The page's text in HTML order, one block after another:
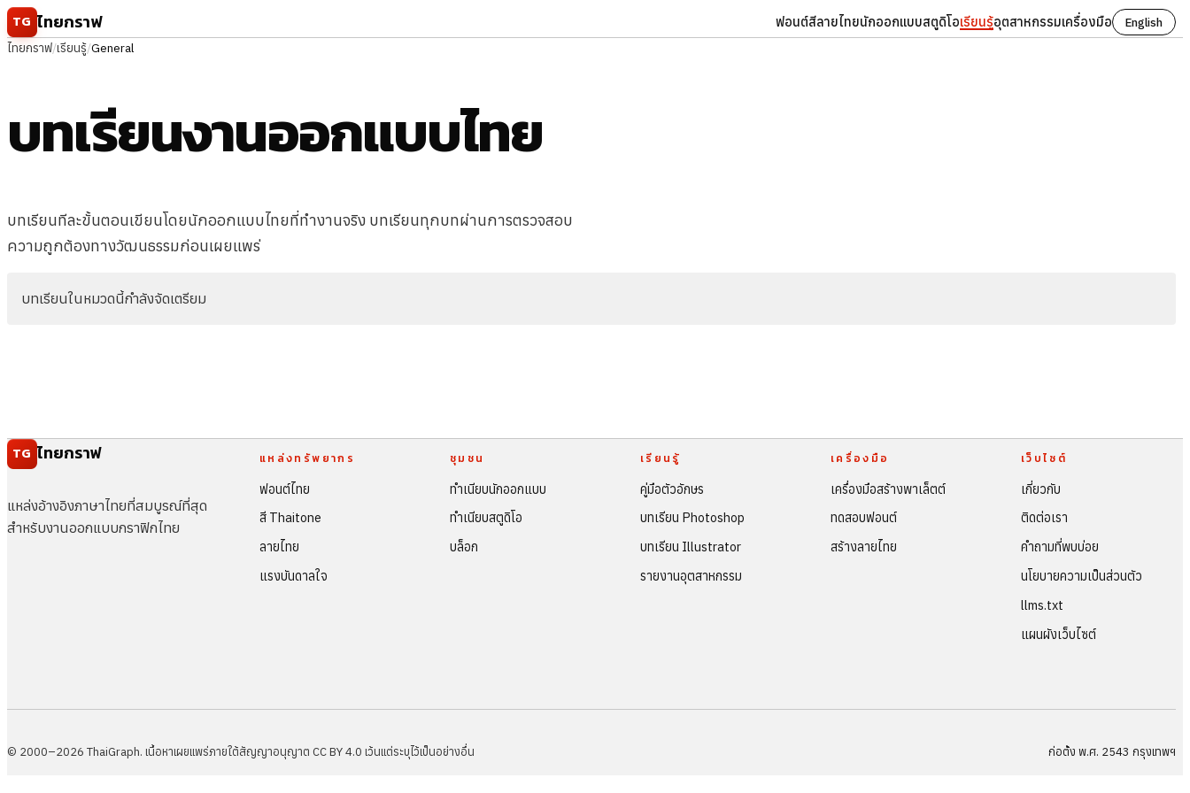
ข้ามไปยังเนื้อหา
TG ไทยกราฟ ฟอนต์สีลายไทยนักออกแบบสตูดิโอเรียนรู้อุตสาหกรรมเครื่องมือ
English
ไทยกราฟ/เรียนรู้/General
บทเรียนงานออกแบบไทย
บทเรียนทีละขั้นตอนเขียนโดยนักออกแบบไทยที่ทำงานจริง บทเรียนทุกบทผ่านการตรวจสอบ
ความถูกต้องทางวัฒนธรรมก่อนเผยแพร่
บทเรียนในหมวดนี้กำลังจัดเตรียม
TG ไทยกราฟ
แหล่งอ้างอิงภาษาไทยที่สมบูรณ์ที่สุด
สำหรับงานออกแบบกราฟิกไทย
แหล่งทรัพยากร
ฟอนต์ไทย
สี Thaitone
ลายไทย
แรงบันดาลใจ
ชุมชน
ทำเนียบนักออกแบบ
ทำเนียบสตูดิโอ
บล็อก
เรียนรู้
คู่มือตัวอักษร
บทเรียน Photoshop
บทเรียน Illustrator
รายงานอุตสาหกรรม
เครื่องมือ
เครื่องมือสร้างพาเล็ตต์
ทดสอบฟอนต์
สร้างลายไทย
เว็บไซต์
เกี่ยวกับ
ติดต่อเรา
คำถามที่พบบ่อย
นโยบายความเป็นส่วนตัว
llms.txt
แผนผังเว็บไซต์
© 2000–2026 ThaiGraph. เนื้อหาเผยแพร่ภายใต้สัญญาอนุญาต CC BY 4.0 เว้นแต่ระบุไว้เป็นอย่างอื่น ก่อตั้ง พ.ศ. 2543 กรุงเทพฯ